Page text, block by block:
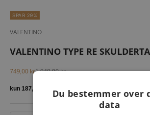
SPAR 29%
VALENTINO
VALENTINO TYPE RE
Salgspris
749,00 krNormalpris
1.049,00 kr
Du bestemmer over
data